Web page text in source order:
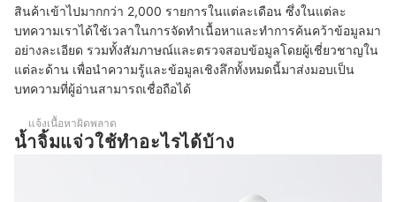
5
ตรวจสอบฉลากสินค้าและข้อมูลสำหรับผู้แพ้อาหารเพื่อความ
ปลอดภัยในการบริโภค
10 น้ำจิ้มแจ่ว ยี่ห้อไหนอร่อย สำเร็จรูป รวมสูตรอร่อย
สินค้าเข้าไปมากกว่า 2,000 รายการในแต่ละเดือน ซึ่งในแต่ละ
บทความเราได้ใช้เวลาในการจัดทำเนื้อหาและทำการค้นคว้าข้อมูลมา
อย่างละเอียด รวมทั้งสัมภาษณ์และตรวจสอบข้อมูลโดยผู้เชี่ยวชาญใน
แต่ละด้าน เพื่อนำความรู้และข้อมูลเชิงลึกทั้งหมดนี้มาส่งมอบเป็น
บทความที่ผู้อ่านสามารถเชื่อถือได้
แจ้งเนื้อหาผิดพลาด
น้ำจิ้มแจ่วใช้ทำอะไรได้บ้าง